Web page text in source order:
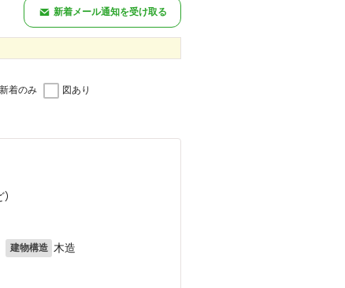
新着メール通知を受け取る
新着のみ 図あり
）
建物構造 木造